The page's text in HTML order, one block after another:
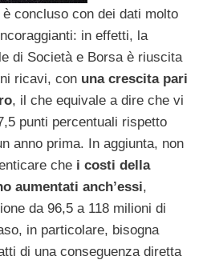
concluso con dei dati molto
in effetti, la
di Società e Borsa è riuscita
ricavi, con una crescita pari
, il che equivale a dire che vi
punti percentuali rispetto
anno prima. In aggiunta, non
che i costi della
aumentati anch’essi,
da 96,5 a 118 milioni di
in particolare, bisogna
di una conseguenza diretta